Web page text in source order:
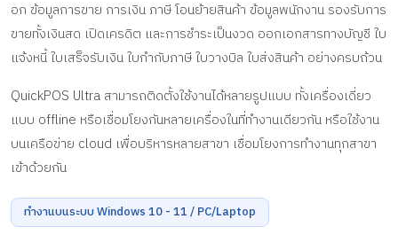
อก ข้อมูลการขาย การเงิน ภาษี โอนย้ายสินค้า ข้อมูลพนักงาน รองรับการ
ขายทั้งเงินสด เปิดเครดิต และการชำระเป็นงวด ออกเอกสารทางบัญชี ใบ
แจ้งหนี้ ใบเสร็จรับเงิน ใบกำกับภาษี ใบวางบิล ใบส่งสินค้า อย่างครบถ้วน
QuickPOS Ultra สามารถติดตั้งใช้งานได้หลายรูปแบบ ทั้งเครื่องเดี่ยว
แบบ offline หรือเชื่อมโยงกันหลายเครื่องในที่ทำงานเดียวกัน หรือใช้งาน
บนเครือข่าย cloud เพื่อบริหารหลายสาขา เชื่อมโยงการทำงานทุกสาขา
เข้าด้วยกัน
ทำงานบนระบบ Windows 10 - 11 / PC/Laptop